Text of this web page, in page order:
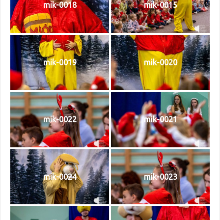
mik-0018 mik-0015
mik-0019 mik-0020
mik-0022 mik-0021
mik-0024 mik-0023